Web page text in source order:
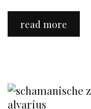
read more
es
und